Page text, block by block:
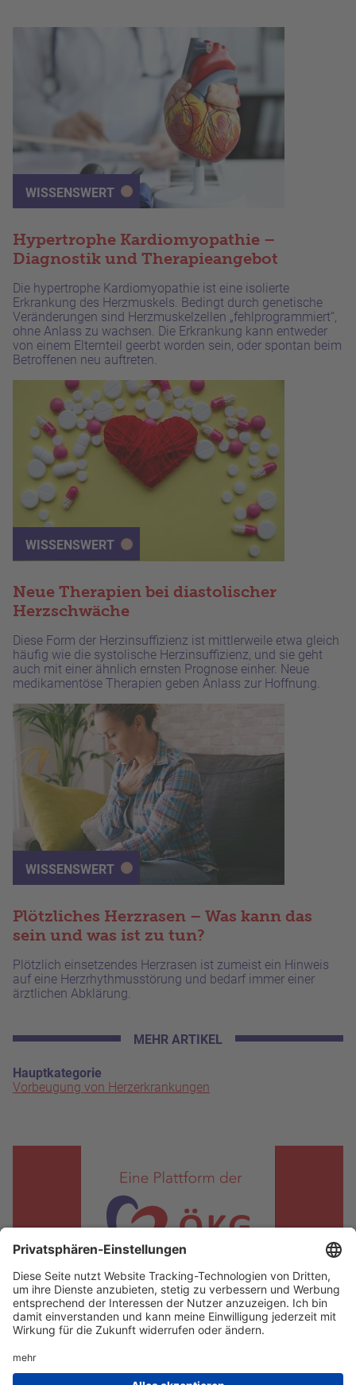
WISSENSWERT
Hypertrophe Kardiomyopathie –
Diagnostik und Therapieangebot
Die hypertrophe Kardiomyopathie ist eine isolierte
Erkrankung des Herzmuskels. Bedingt durch genetische
Veränderungen sind Herzmuskelzellen „fehlprogrammiert“,
ohne Anlass zu wachsen. Die Erkrankung kann entweder
von einem Elternteil geerbt worden sein, oder spontan beim
Betroffenen neu auftreten.
WISSENSWERT
Neue Therapien bei diastolischer
Herzschwäche
Diese Form der Herzinsuffizienz ist mittlerweile etwa gleich
häufig wie die systolische Herzinsuffizienz, und sie geht
auch mit einer ähnlich ernsten Prognose einher. Neue
medikamentöse Therapien geben Anlass zur Hoffnung.
WISSENSWERT
Plötzliches Herzrasen – Was kann das
sein und was ist zu tun?
Plötzlich einsetzendes Herzrasen ist zumeist ein Hinweis
auf eine Herzrhythmusstörung und bedarf immer einer
ärztlichen Abklärung.
MEHR ARTIKEL
Hauptkategorie
Vorbeugung von Herzerkrankungen
KONTAKT
Klinische Abteilung für Kardiologie